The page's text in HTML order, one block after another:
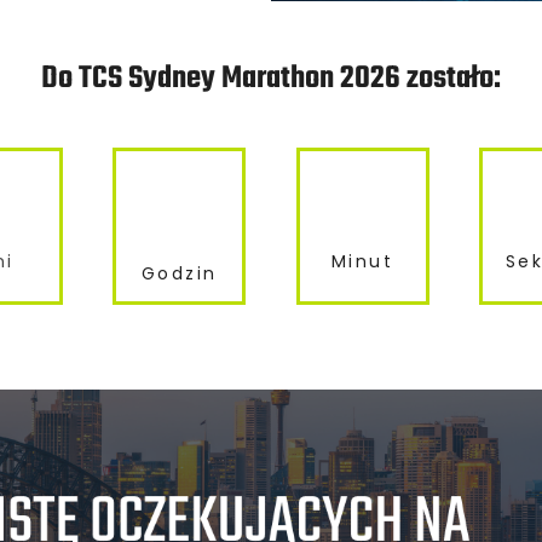
Do TCS Sydney Marathon 2026 zostało:
Godzin Minut